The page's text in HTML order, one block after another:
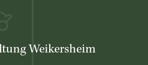
Weikersheim